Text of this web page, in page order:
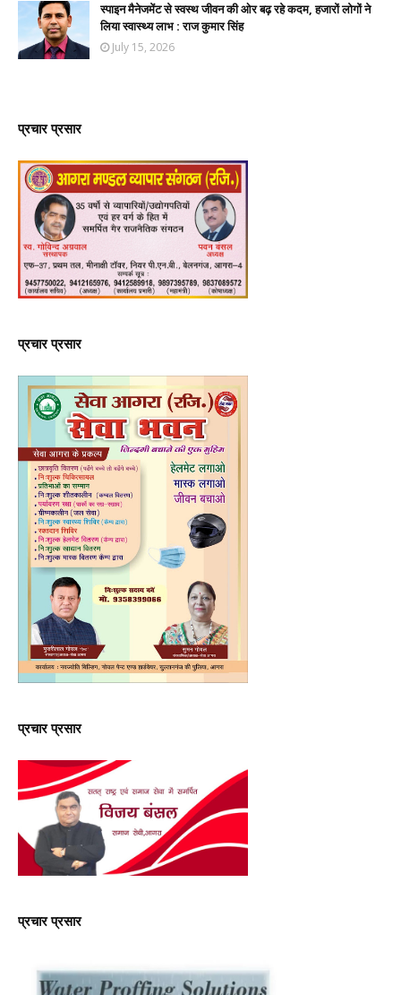
स्पाइन मैनेजमेंट से स्वस्थ जीवन की ओर बढ़ रहे कदम, हजारों लोगों ने
लिया स्वास्थ्य लाभ : राज कुमार सिंह
July 15, 2026
प्रचार प्रसार
प्रचार प्रसार
प्रचार प्रसार
प्रचार प्रसार